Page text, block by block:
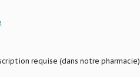
requise (dans notre pharmacie)